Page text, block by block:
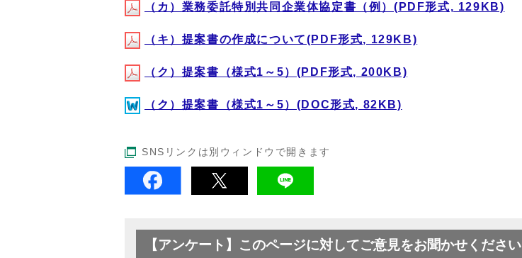
（カ）業務委託特別共同企業体協定書（例）(PDF形式, 129KB)
（キ）提案書の作成について(PDF形式, 129KB)
（ク）提案書（様式1～5）(PDF形式, 200KB)
（ク）提案書（様式1～5）(DOC形式, 82KB)
SNSリンクは別ウィンドウで開きます
【アンケート】このページに対してご意見をお聞かせください